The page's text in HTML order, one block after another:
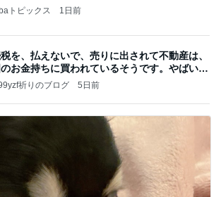
トピックス 1日前
を、払えないで、売りに出されて不動産は、
お金持ちに買われているそうです。やばいで
祈りのブログ 5日前